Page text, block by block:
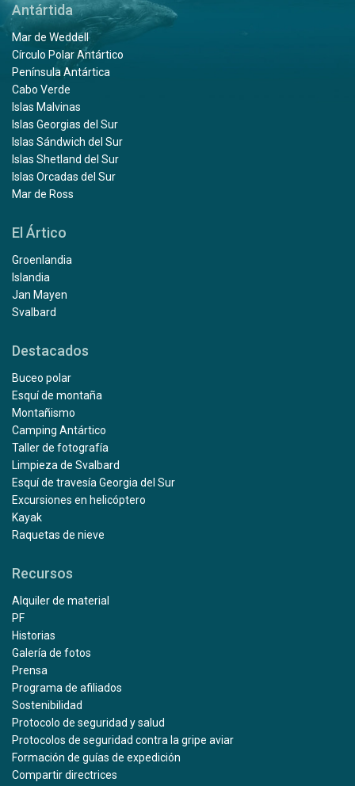
Antártida
Mar de Weddell
Círculo Polar Antártico
Península Antártica
Cabo Verde
Islas Malvinas
Islas Georgias del Sur
Islas Sándwich del Sur
Islas Shetland del Sur
Islas Orcadas del Sur
Mar de Ross
El Ártico
Groenlandia
Islandia
Jan Mayen
Svalbard
Destacados
Buceo polar
Esquí de montaña
Montañismo
Camping Antártico
Taller de fotografía
Limpieza de Svalbard
Esquí de travesía Georgia del Sur
Excursiones en helicóptero
Kayak
Raquetas de nieve
Recursos
Alquiler de material
PF
Historias
Galería de fotos
Prensa
Programa de afiliados
Sostenibilidad
Protocolo de seguridad y salud
Protocolos de seguridad contra la gripe aviar
Formación de guías de expedición
Compartir directrices